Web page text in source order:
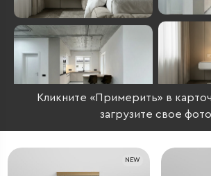
Кликните «Примерить» в
загрузите свое фото
NEW